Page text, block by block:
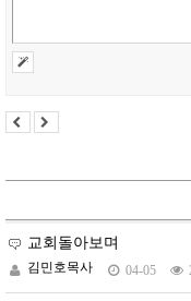
교회돌아보며
김민호목사 04-05